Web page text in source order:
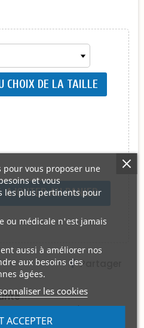
CHOIX DE LA TAILLE
AJOUTER AU PANIER
Partager
par Carte Bancaire sont
et certifiés.
pour vous proposer une
et vous
les plus pertinents pour
ou médicale n'est jamais
aussi à améliorer nos
aux besoins des
âgées.
les cookies
ACCEPTER